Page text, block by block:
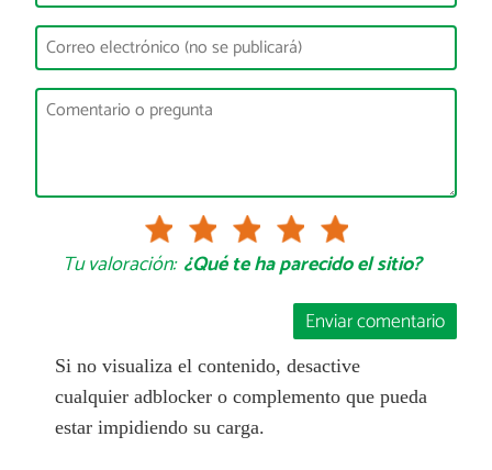
Tu valoración: ¿Qué te ha parecido el sitio?
Enviar comentario
Si no visualiza el contenido, desactive
cualquier adblocker o complemento que pueda
estar impidiendo su carga.